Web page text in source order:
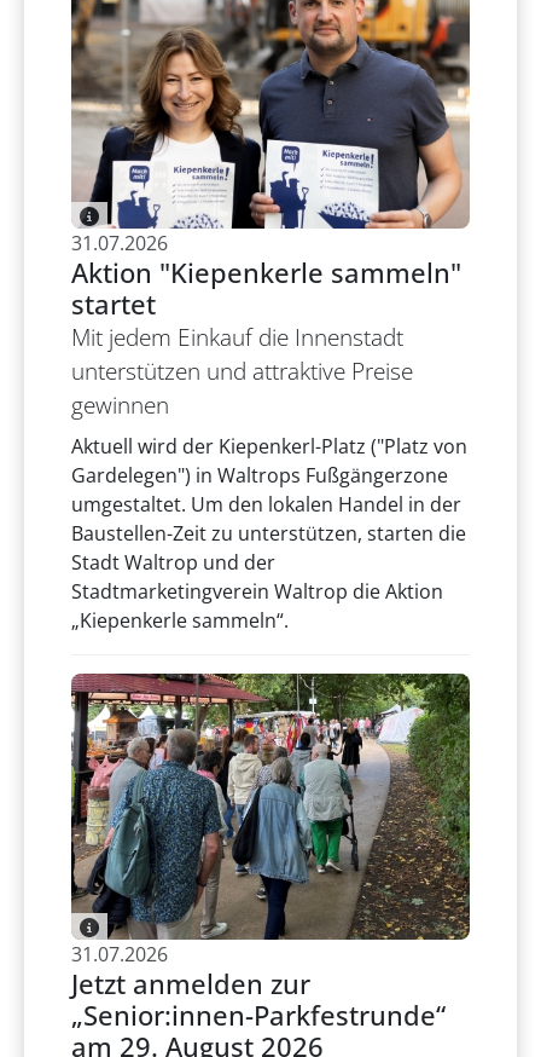
31.07.2026
Aktion "Kiepenkerle sammeln"
startet
Mit jedem Einkauf die Innenstadt
unterstützen und attraktive Preise
gewinnen
Aktuell wird der Kiepenkerl-Platz ("Platz von
Gardelegen") in Waltrops Fußgängerzone
umgestaltet. Um den lokalen Handel in der
Baustellen-Zeit zu unterstützen, starten die
Stadt Waltrop und der
Stadtmarketingverein Waltrop die Aktion
„Kiepenkerle sammeln“.
31.07.2026
Jetzt anmelden zur
„Senior:innen-Parkfestrunde“
am 29. August 2026